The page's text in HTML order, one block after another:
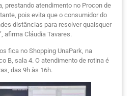
prestando atendimento no Procon de
pois evita que o consumidor do
distâncias para resolver quaisquer
afirma Cláudia Tavares.
fica no Shopping UnaPark, na
B, sala 4. O atendimento de rotina é
das 9h às 16h.